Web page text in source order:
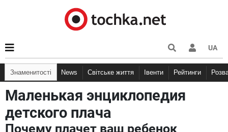
UA
Знаменитості News Світське життя Івенти Рейтинги
Маленькая энциклопедия
детского плача
Почему плачет ваш ребенок